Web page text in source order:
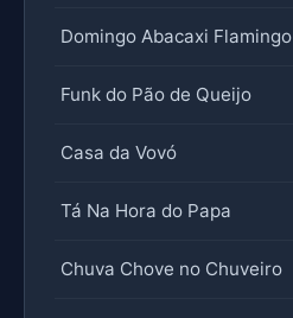
Domingo Abacaxi Flamingo
Funk do Pão de Queijo
Casa da Vovó
Tá Na Hora do Papa
Chuva Chove no Chuveiro